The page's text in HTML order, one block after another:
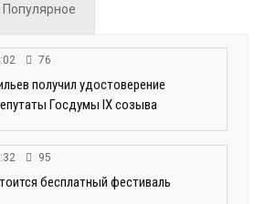
Популярное
76
получил удостоверение
Госдумы IX созыва
95
бесплатный фестиваль